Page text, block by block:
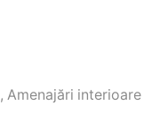
, Amenajări interioare